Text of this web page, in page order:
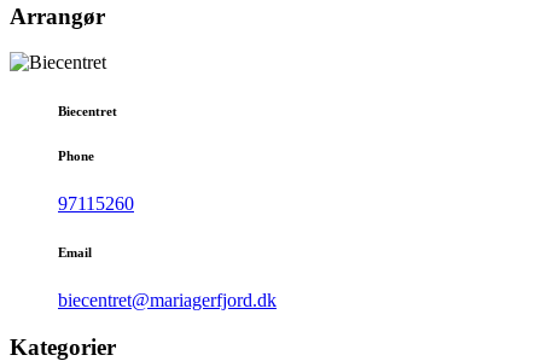
Arrangør
Biecentret
Phone
97115260
Email
biecentret@mariagerfjord.dk
Kategorier